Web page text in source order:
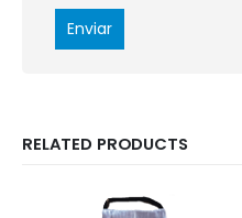
RELATED PRODUCTS